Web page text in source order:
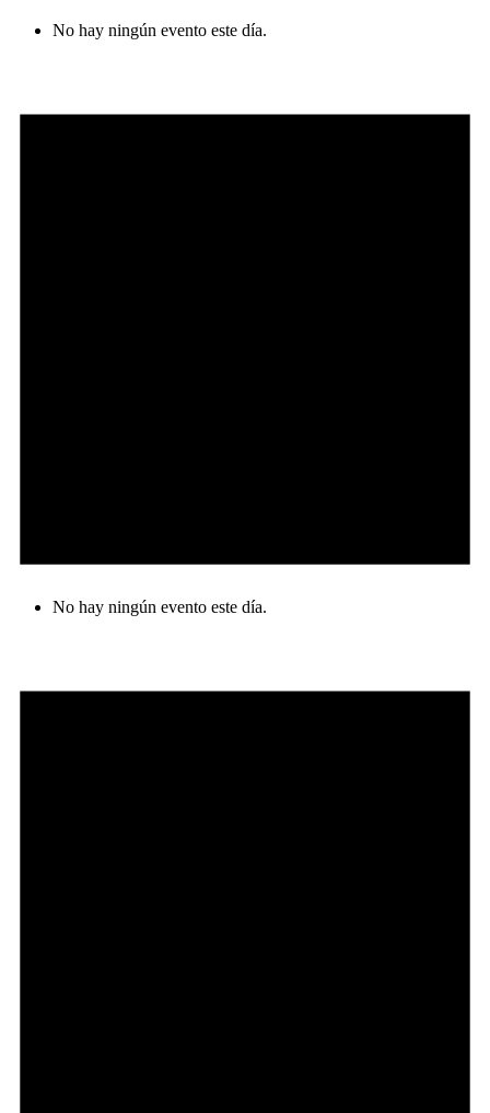
No hay ningún evento este día.
No hay ningún evento este día.